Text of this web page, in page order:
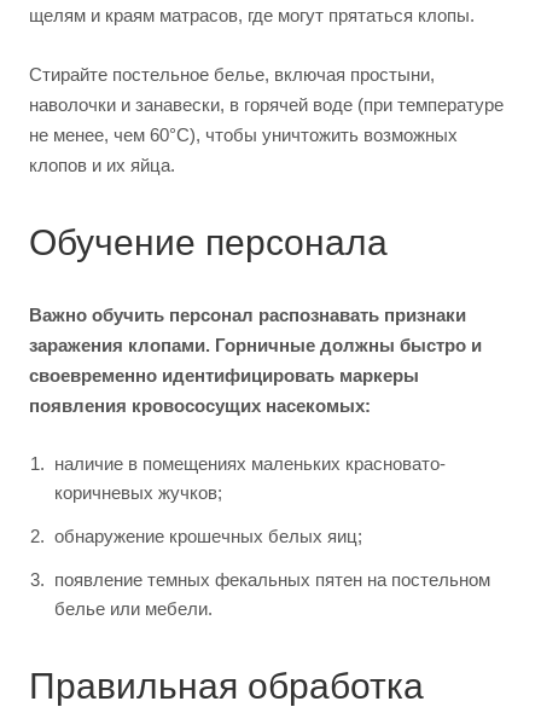
щелям и краям матрасов, где могут прятаться клопы.
Стирайте постельное белье, включая простыни,
наволочки и занавески, в горячей воде (при температуре
не менее, чем 60°C), чтобы уничтожить возможных
клопов и их яйца.
Обучение персонала
Важно обучить персонал распознавать признаки
заражения клопами. Горничные должны быстро и
своевременно идентифицировать маркеры
появления кровососущих насекомых:
наличие в помещениях маленьких красновато-
коричневых жучков;
обнаружение крошечных белых яиц;
появление темных фекальных пятен на постельном
белье или мебели.
Правильная обработка